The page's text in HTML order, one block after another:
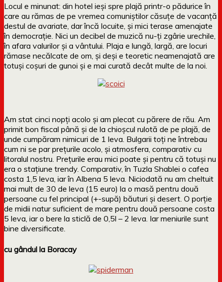
Locul e minunat: din hotel ieși spre plajă printr-o pădurice în
care au rămas de pe vremea comuniștilor căsuțe de vacanță
destul de avariate, dar încă locuite, și mici terase amenajate
în democrație. Nici un decibel de muzică nu-ți zgârie urechile,
în afara valurilor și a vântului. Plaja e lungă, largă, are locuri
rămase necălcate de om, și deși e teoretic neamenajată are
totuși coșuri de gunoi și e mai curată decât multe de la noi.
Am stat cinci nopți acolo și am plecat cu părere de rău. Am
primit bon fiscal până și de la chioșcul rulotă de pe plajă, de
unde cumpăram nimicuri de 1 leva. Bulgarii toți ne întrebau
cum ni se par prețurile acolo, și atmosfera, comparativ cu
litoralul nostru. Prețurile erau mici poate și pentru că totuși nu
era o stațiune trendy. Comparativ, în Tuzla Shablei o cafea
costa 1,5 leva, iar în Albena 5 leva. Niciodată nu am cheltuit
mai mult de 30 de leva (15 euro) la o masă pentru două
persoane cu fel principal (+-supă) băuturi și desert. O porție
de midii natur suficient de mare pentru două persoane costa
5 leva, iar o bere la sticlă de 0,5l – 2 leva. Iar meniurile sunt
bine diversificate.
cu gândul la Boracay